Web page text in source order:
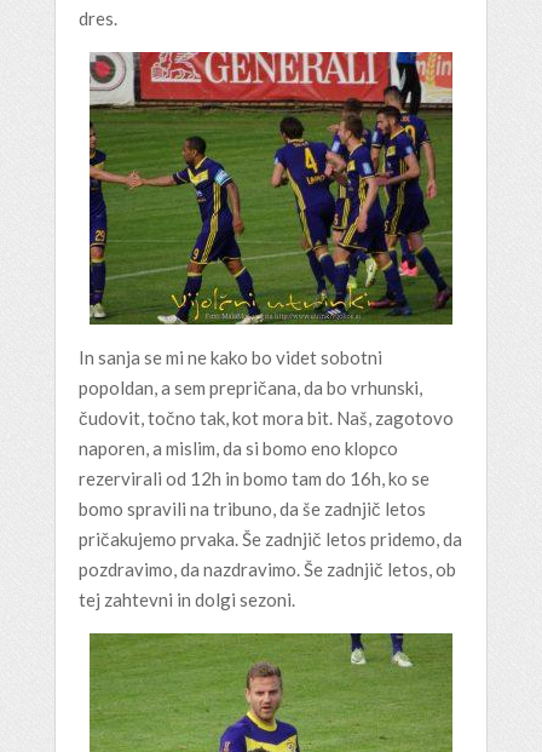
dres.
In sanja se mi ne kako bo videt sobotni
popoldan, a sem prepričana, da bo vrhunski,
čudovit, točno tak, kot mora bit. Naš, zagotovo
naporen, a mislim, da si bomo eno klopco
rezervirali od 12h in bomo tam do 16h, ko se
bomo spravili na tribuno, da še zadnjič letos
pričakujemo prvaka. Še zadnjič letos pridemo, da
pozdravimo, da nazdravimo. Še zadnjič letos, ob
tej zahtevni in dolgi sezoni.